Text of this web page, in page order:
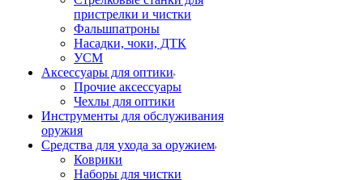
пристрелки и чистки
Фальшпатроны
Насадки, чоки, ДТК
УСМ
Аксессуары для оптики
Прочие аксессуары
Чехлы для оптики
Инструменты для обслуживания
оружия
Средства для ухода за оружием
Коврики
Наборы для чистки